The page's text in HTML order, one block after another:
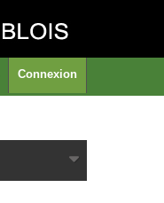
Connexion